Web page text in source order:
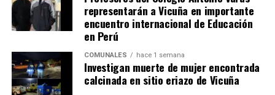
representarán a Vicuña en importante
encuentro internacional de Educación
en Perú
COMUNALES hace 1 semana
Investigan muerte de mujer encontrada
calcinada en sitio eriazo de Vicuña